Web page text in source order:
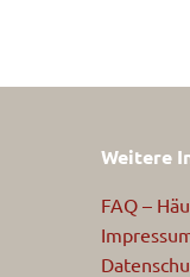
Weitere
FAQ –